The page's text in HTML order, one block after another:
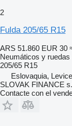
2
Fulda 205/65 R15
ARS 51.860 EUR 30
Neumáticos y
205/65 R15
Eslovaquia, Levice
SLOVAK FINANCE
Contacte con el